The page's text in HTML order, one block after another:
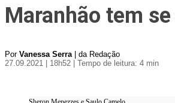
Maranhão tem
Por Vanessa Serra| da Redação
27.09.2021 | 18h52
| Tempo de leitura: 4 min